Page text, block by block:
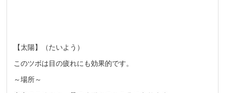
【太陽】（たいよう）
このツボは目の疲れにも効果的です。
～場所～